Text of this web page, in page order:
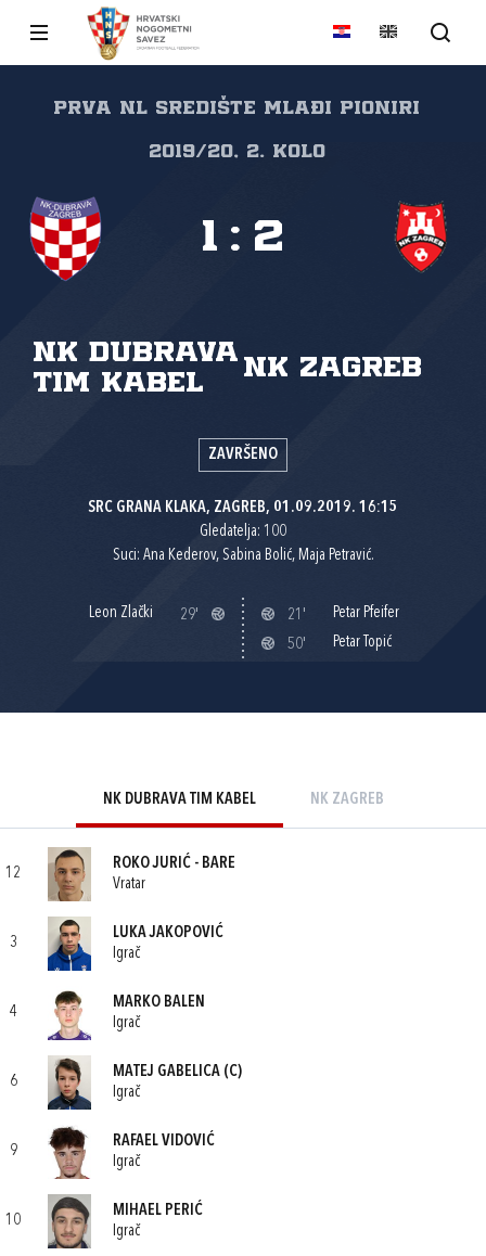
Prva NL Središte mlađi pioniri
2019/20, 2. kolo
NK Dubrava
Tim Kabel
NK Zagreb
1 : 2
ZAVRŠENO
SRC GRANA KLAKA, ZAGREB, 01.09.2019. 16:15
Gledatelja: 100
Suci: Ana Kederov, Sabina Bolić, Maja Petravić.
Leon Zlački 29' 21'
Petar Pfeifer
50'
Petar Topić
NK DUBRAVA TIM KABEL NK ZAGREB
12
ROKO JURIĆ - BARE
Vratar
3
LUKA JAKOPOVIĆ
Igrač
4
MARKO BALEN
Igrač
6
MATEJ GABELICA (C)
Igrač
9
RAFAEL VIDOVIĆ
Igrač
10
MIHAEL PERIĆ
Igrač